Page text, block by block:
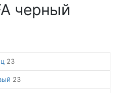
черный
23
23